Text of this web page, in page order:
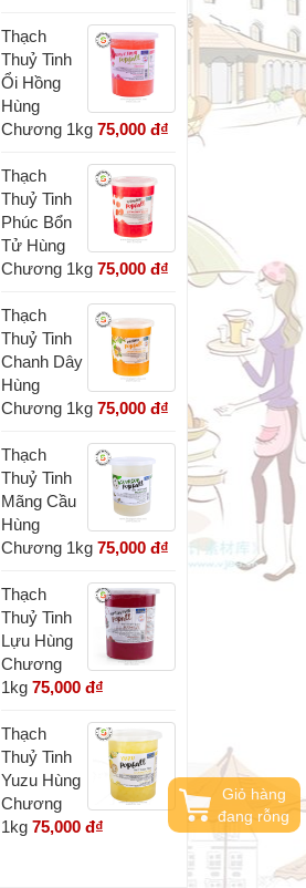
Thạch
Thuỷ Tinh
Ổi Hồng
Hùng
Chương 1kg 75,000 đ₫
Thạch
Thuỷ Tinh
Phúc Bổn
Tử Hùng
Chương 1kg 75,000 đ₫
Thạch
Thuỷ Tinh
Chanh Dây
Hùng
Chương 1kg 75,000 đ₫
Thạch
Thuỷ Tinh
Mãng Cầu
Hùng
Chương 1kg 75,000 đ₫
Thạch
Thuỷ Tinh
Lựu Hùng
Chương
1kg 75,000 đ₫
Thạch
Thuỷ Tinh
Yuzu Hùng
Chương
1kg 75,000 đ₫
Giỏ hàng
đang rỗng